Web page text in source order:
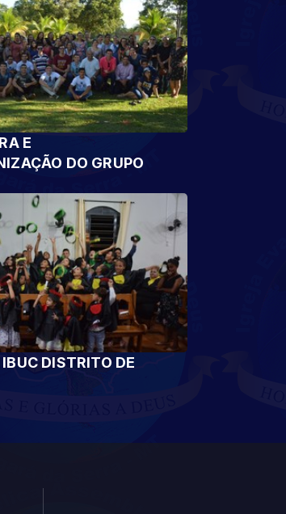
E
DO GRUPO
DISTRITO DE